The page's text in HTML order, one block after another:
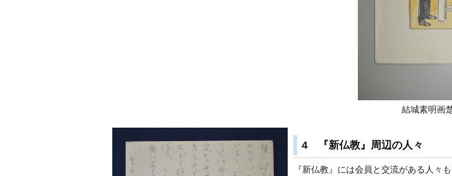
結城素明画
4 『新仏教』周辺の人々
『新仏教』には会員と交流がある人々